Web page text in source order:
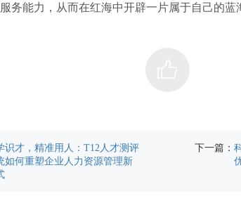
务能力，从而在红海中开辟一片属于自己的蓝
识才，精准用人：T12人才测评
如何重塑企业人力资源管理新
下一篇：